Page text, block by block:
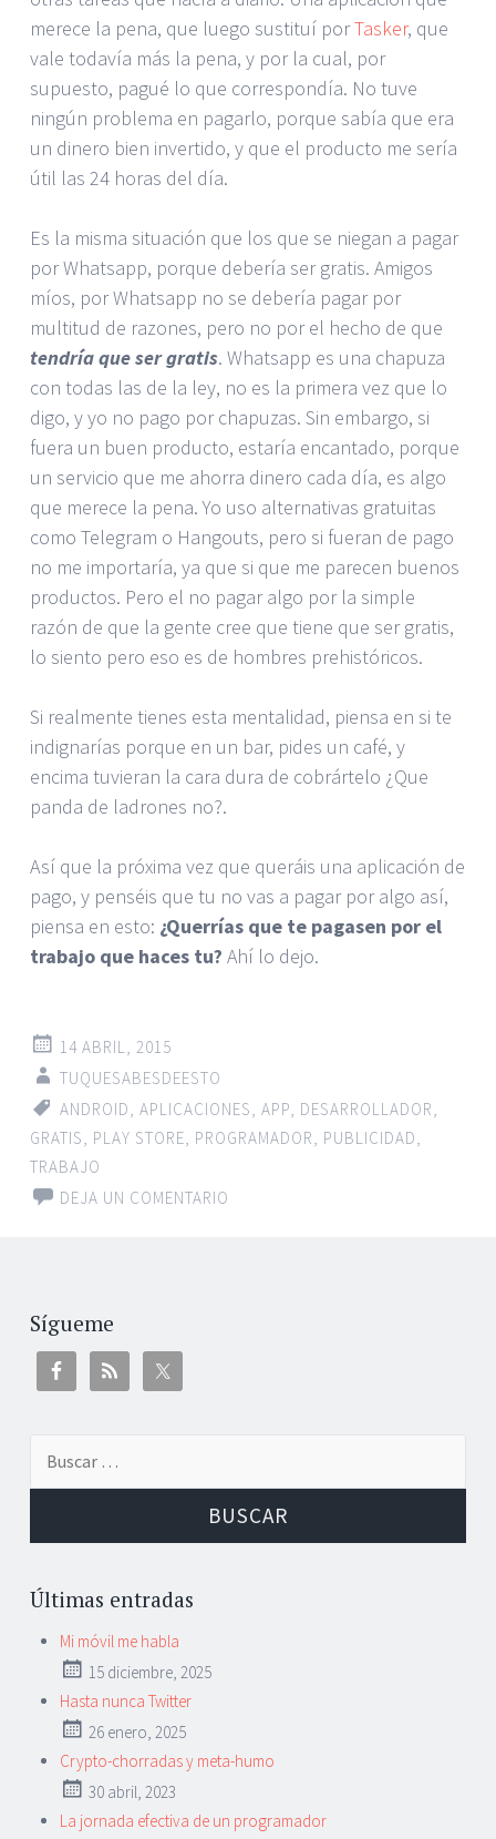
merece la pena, que luego sustituí porTasker, que
vale todavía más la pena, y por la cual, por
supuesto, pagué lo que correspondía. No tuve
ningún problema en pagarlo, porque sabía que era
un dinero bien invertido, y que el producto me sería
útil las 24 horas del día.
Es la misma situación que los que se niegan a pagar
por Whatsapp, porque debería ser gratis. Amigos
míos, por Whatsapp no se debería pagar por
multitud de razones, pero no por el hecho de que
tendría que ser gratis. Whatsapp es una chapuza
con todas las de la ley, no es la primera vez que lo
digo, y yo no pago por chapuzas. Sin embargo, si
fuera un buen producto, estaría encantado, porque
un servicio que me ahorra dinero cada día, es algo
que merece la pena. Yo uso alternativas gratuitas
como Telegram o Hangouts, pero si fueran de pago
no me importaría, ya que si que me parecen buenos
productos. Pero el no pagar algo por la simple
razón de que la gente cree que tiene que ser gratis,
lo siento pero eso es de hombres prehistóricos.
Si realmente tienes esta mentalidad, piensa en si te
indignarías porque en un bar, pides un café, y
encima tuvieran la cara dura de cobrártelo ¿Que
panda de ladrones no?.
Así que la próxima vez que queráis una aplicación de
pago, y penséis que tu no vas a pagar por algo así,
piensa en esto: ¿Querrías que te pagasen por el
trabajo que haces tu? Ahí lo dejo.
14 ABRIL, 2015
TUQUESABESDEESTO
ANDROID, APLICACIONES, APP, DESARROLLADOR,
GRATIS, PLAY STORE, PROGRAMADOR, PUBLICIDAD,
TRABAJO
DEJA UN COMENTARIO
Sígueme
Últimas entradas
Mi móvil me habla
15 diciembre, 2025
Hasta nunca Twitter
26 enero, 2025
Crypto-chorradas y meta-humo
30 abril, 2023
La jornada efectiva de un programador